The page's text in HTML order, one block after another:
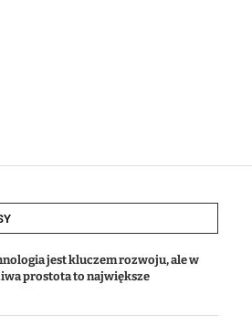
jest kluczem rozwoju, ale w
prostota to największe